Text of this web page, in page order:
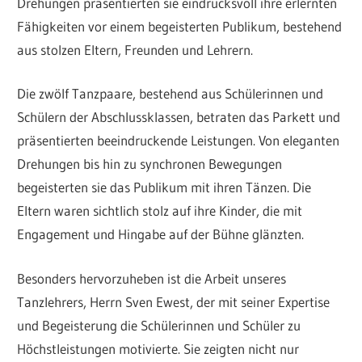
Fähigkeiten vor einem begeisterten Publikum, bestehend
aus stolzen Eltern, Freunden und Lehrern.
Die zwölf Tanzpaare, bestehend aus Schülerinnen und
Schülern der Abschlussklassen, betraten das Parkett und
präsentierten beeindruckende Leistungen. Von eleganten
Drehungen bis hin zu synchronen Bewegungen
begeisterten sie das Publikum mit ihren Tänzen. Die
Eltern waren sichtlich stolz auf ihre Kinder, die mit
Engagement und Hingabe auf der Bühne glänzten.
Besonders hervorzuheben ist die Arbeit unseres
Tanzlehrers, Herrn Sven Ewest, der mit seiner Expertise
und Begeisterung die Schülerinnen und Schüler zu
Höchstleistungen motivierte. Sie zeigten nicht nur